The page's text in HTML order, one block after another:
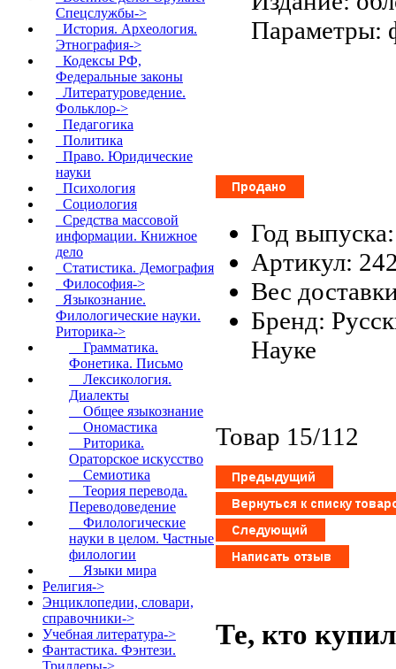
Спецслужбы->
История. Археология.
Этнография->
Кодексы РФ,
Федеральные законы
Литературоведение.
Фольклор->
Педагогика
Политика
Право. Юридические
науки
Психология
Социология
Средства массовой
информации. Книжное
дело
Статистика. Демография
Философия->
Языкознание.
Филологические науки.
Риторика->
Грамматика.
Фонетика. Письмо
Лексикология.
Диалекты
Общее языкознание
Ономастика
Риторика.
Ораторское искусство
Семиотика
Теория перевода.
Переводоведение
Филологические
науки в целом. Частные
филологии
Языки мира
Религия->
Энциклопедии, словари,
справочники->
Учебная литература->
Фантастика. Фэнтези.
Триллеры->
Параметры:
Год
Артикул:
Вес
Бренд:
Науке
Товар 15/112
Те, кто